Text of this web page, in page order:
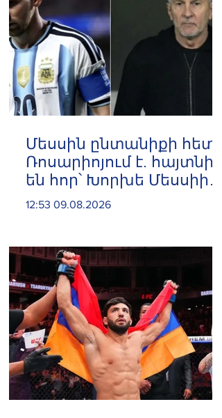
Մեսսին ընտանիքի հետ
Ռոսարիոյում է. հայտնի
են հոր՝ Խորխե Մեսսիի
հուղարկավnրnւթյան
12:53 09.08.2026